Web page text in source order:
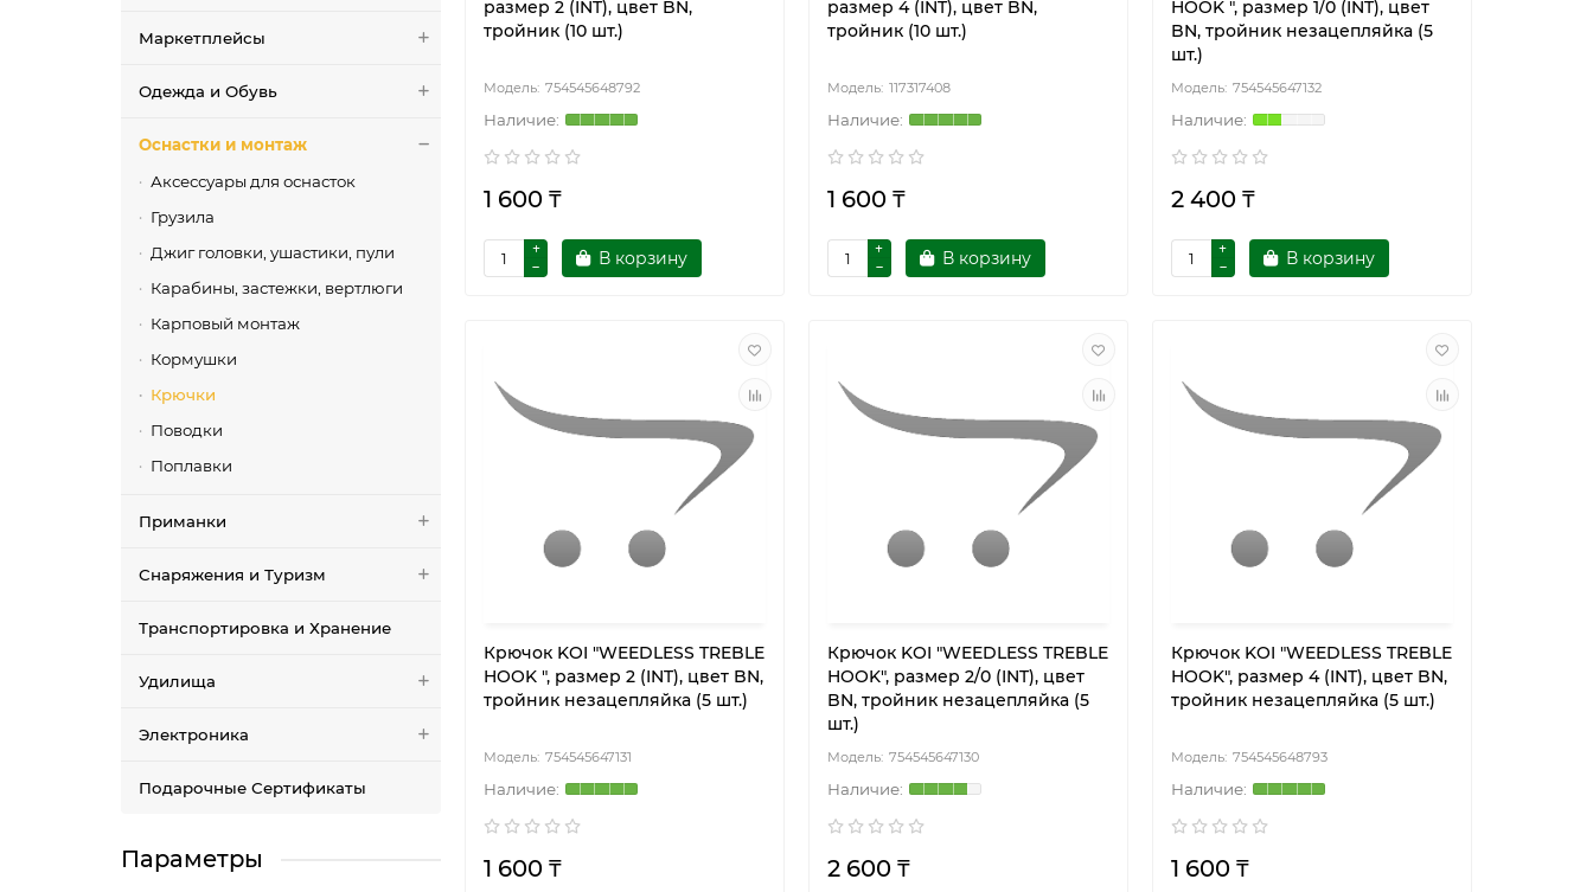
Маркетплейсы
Одежда и Обувь
Оснастки и монтаж
Аксессуары для оснасток
Грузила
Джиг головки, ушастики, пули
Карабины, застежки, вертлюги
Карповый монтаж
Кормушки
Крючки
Поводки
Поплавки
Приманки
Снаряжения и Туризм
Транспортировка и Хранение
Удилища
Электроника
Подарочные Сертификаты
Параметры
размер 2 (INT), цвет BN,
тройник (10 шт.)
754545648792
1 600 ₸
В корзину
размер 4 (INT), цвет BN,
тройник (10 шт.)
117317408
1 600 ₸
В корзину
HOOK ", размер 1/0 (INT), цвет
BN, тройник незацепляйка (5
шт.)
754545647132
2 400 ₸
В корзину
Крючок KOI "WEEDLESS TREBLE
HOOK ", размер 2 (INT), цвет BN,
тройник незацепляйка (5 шт.)
754545647131
1 600 ₸
Крючок KOI "WEEDLESS TREBLE
HOOK", размер 2/0 (INT), цвет
BN, тройник незацепляйка (5
шт.)
754545647130
2 600 ₸
Крючок KOI "WEEDLESS TREBLE
HOOK", размер 4 (INT), цвет BN,
тройник незацепляйка (5 шт.)
754545648793
1 600 ₸